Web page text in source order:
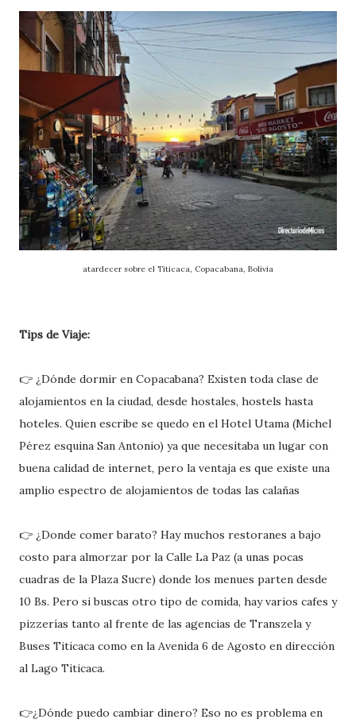
atardecer sobre el Titicaca, Copacabana, Bolivia
Tips de Viaje:
👉 ¿Dónde dormir en Copacabana? Existen toda clase de
alojamientos en la ciudad, desde hostales, hostels hasta
hoteles. Quien escribe se quedo en el Hotel Utama (Michel
Pérez esquina San Antonio) ya que necesitaba un lugar con
buena calidad de internet, pero la ventaja es que existe una
amplio espectro de alojamientos de todas las calañas
👉 ¿Donde comer barato? Hay muchos restoranes a bajo
costo para almorzar por la Calle La Paz (a unas pocas
cuadras de la Plaza Sucre) donde los menues parten desde
10 Bs. Pero si buscas otro tipo de comida, hay varios cafes y
pizzerías tanto al frente de las agencias de Transzela y
Buses Titicaca como en la Avenida 6 de Agosto en dirección
al Lago Titicaca.
👉¿Dónde puedo cambiar dinero? Eso no es problema en